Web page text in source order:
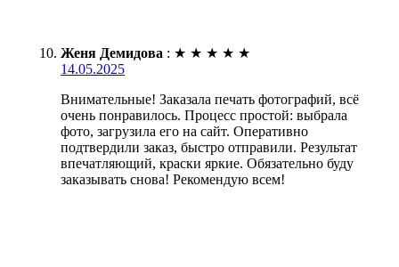
Женя Демидова : ★ ★ ★ ★ ★
14.05.2025
Внимательные! Заказала печать фотографий, всё
очень понравилось. Процесс простой: выбрала
фото, загрузила его на сайт. Оперативно
подтвердили заказ, быстро отправили. Результат
впечатляющий, краски яркие. Обязательно буду
заказывать снова! Рекомендую всем!